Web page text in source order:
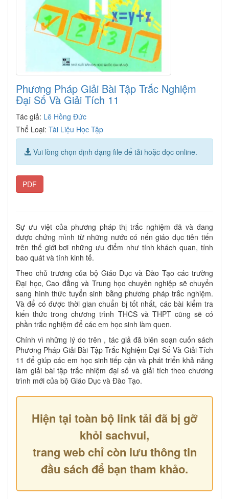
Phương Pháp Giải Bài Tập Trắc Nghiệm
Đại Số Và Giải Tích 11
Tác giả: Lê Hồng Đức
Thể Loại: Tài Liệu Học Tập
Vui lòng chọn định dạng file để tải hoặc đọc online.
PDF
Sự ưu việt của phương pháp thị trắc nghiệm đã và đang
được chứng mình từ những nước có nến giáo dục tiên tiến
trên thế giới bơi những ưu điểm như tính khách quan, tính
bao quát và tính kinh tế.
Theo chủ trương của bộ Giáo Dục và Đào Tạo các trường
Đại học, Cao đẳng và Trung học chuyên nghiệp sẽ chuyển
sang hình thức tuyển sinh bằng phương pháp trắc nghiệm.
Và để có được thời gian chuẩn bị tốt nhất, các bài kiểm tra
kiến thức trong chương trình THCS và THPT cũng sẽ có
phần trắc nghiệm để các em học sinh làm quen.
Chính vì những lý do trên , tác giả đã biên soạn cuốn sách
Phương Pháp Giải Bài Tập Trắc Nghiệm Đại Số Và Giải Tích
11 để giúp các em học sinh tiếp cận và phát triển khả năng
làm giải bài tập trắc nhiệm đại số và giải tích theo chương
trình mới của bộ Giáo Dục và Đào Tạo.
Hiện tại toàn bộ link tải đã bị gỡ
khỏi sachvui,
trang web chỉ còn lưu thông tin
đầu sách để bạn tham khảo.